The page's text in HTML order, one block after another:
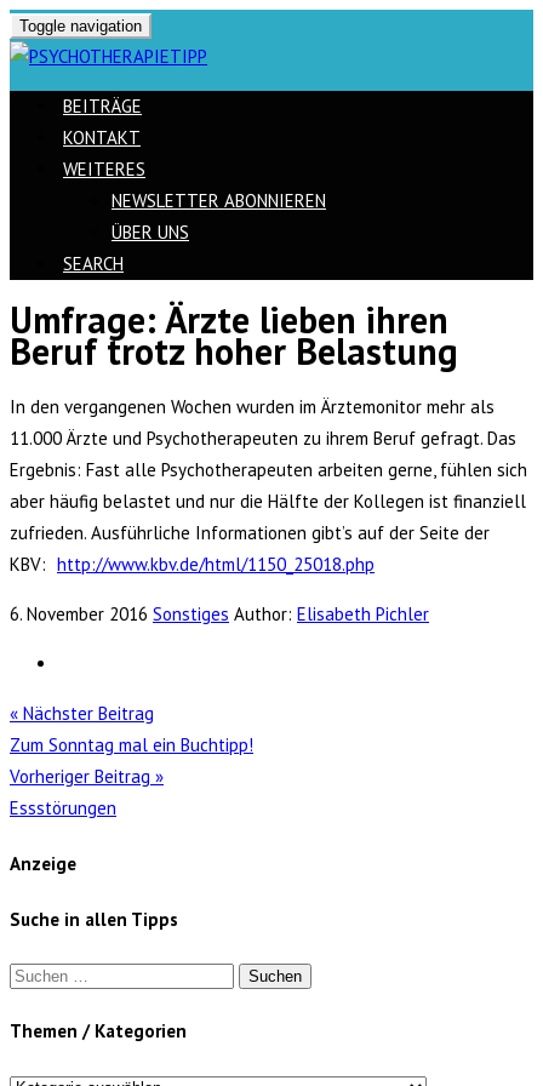
Toggle navigation
BEITRÄGE
KONTAKT
WEITERES
NEWSLETTER ABONNIEREN
ÜBER UNS
SEARCH
Skip
to
Umfrage: Ärzte lieben ihren
Beruf trotz hoher Belastung
In den vergangenen Wochen wurden im Ärztemonitor mehr als
11.000 Ärzte und Psychotherapeuten zu ihrem Beruf gefragt. Das
Ergebnis: Fast alle Psychotherapeuten arbeiten gerne, fühlen sich
aber häufig belastet und nur die Hälfte der Kollegen ist finanziell
zufrieden. Ausführliche Informationen gibt’s auf der Seite der
KBV: http://www.kbv.de/html/1150_25018.php
6. November 2016 Sonstiges Author: Elisabeth Pichler
« Nächster Beitrag
Zum Sonntag mal ein Buchtipp!
Vorheriger Beitrag »
Essstörungen
Anzeige
Suche in allen Tipps
Suchen
Themen / Kategorien